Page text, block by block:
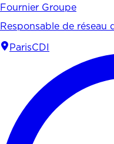
Fournier Groupe
Responsable de réseau
ParisCDI